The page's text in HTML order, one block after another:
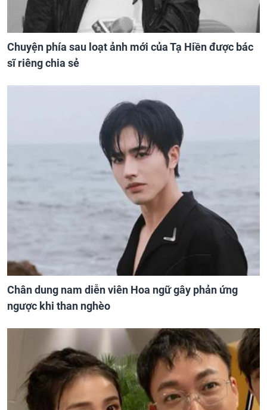
Chuyện phía sau loạt ảnh mới của Tạ Hiền được bác
sĩ riêng chia sẻ
Chân dung nam diễn viên Hoa ngữ gây phản ứng
ngược khi than nghèo